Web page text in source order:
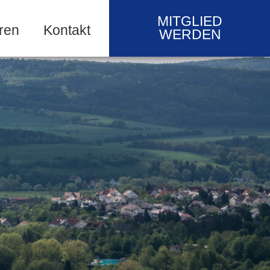
Kontakt
MITGLIED
WERDEN